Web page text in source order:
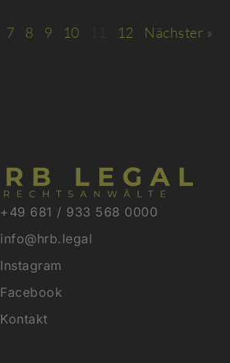
7 8 9 10 12 Nächster »
+49 681 / 933 568 0000
info@hrb.legal
Instagram
Facebook
Kontakt